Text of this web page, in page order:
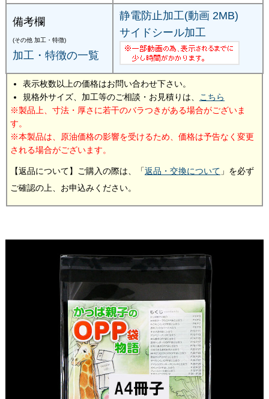
備考欄
(その他 加工・特徴)
加工・特徴の一覧
静電防止加工(動画 2MB)
サイドシール加工
表示枚数以上の価格はお問い合わせ下さい。
規格外サイズ、加工等のご相談・お見積りは、
こちら
製品上、寸法・厚さに若干のバラつきがある場合がございま
す。
本製品は、原油価格の影響を受けるため、価格は予告なく変更
される場合がございます。
【返品について】ご購入の際は、「返品・交換について 」を必ず
ご確認の上、お申込みください。